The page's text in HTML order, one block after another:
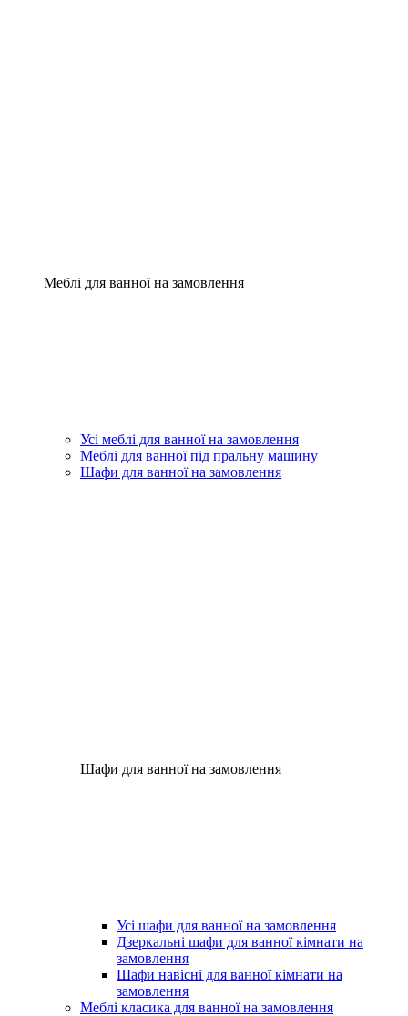
Меблі для ванної на замовлення
Усі меблі для ванної на замовлення
Меблі для ванної під пральну машину
Шафи для ванної на замовлення
Шафи для ванної на замовлення
Усі шафи для ванної на замовлення
Дзеркальні шафи для ванної кімнати на
замовлення
Шафи навісні для ванної кімнати на
замовлення
Меблі класика для ванної на замовлення